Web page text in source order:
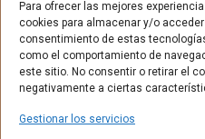
Para ofrecer las mejores
cookies para almacenar y/o
consentimiento de estas
como el comportamiento de
este sitio. No consentir o retirar el
negativamente a ciertas
Gestionar los servicios